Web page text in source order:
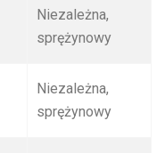
Niezależna,
sprężynowy
Niezależna,
sprężynowy